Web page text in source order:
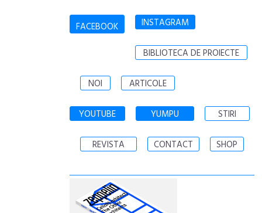
FACEBOOK INSTAGRAM
BIBLIOTECA DE PROIECTE
NOI ARTICOLE
YOUTUBE YUMPU STIRI
REVISTA CONTACT SHOP